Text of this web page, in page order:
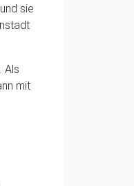
sie
Als
mit